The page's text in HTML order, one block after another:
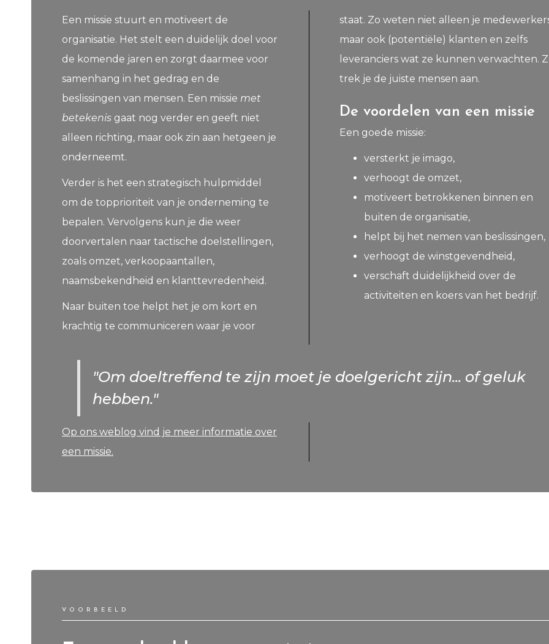
Een missie stuurt en motiveert de
organisatie. Het stelt een duidelijk doel voor
de komende jaren en zorgt daarmee voor
samenhang in het gedrag en de
beslissingen van mensen. Een missie met
betekenis gaat nog verder en geeft niet
alleen richting, maar ook zin aan hetgeen je
onderneemt.
Verder is het een strategisch hulpmiddel
om de topprioriteit van je onderneming te
bepalen. Vervolgens kun je die weer
doorvertalen naar tactische doelstellingen,
zoals omzet, verkoopaantallen,
naamsbekendheid en klanttevredenheid.
Naar buiten toe helpt het je om kort en
krachtig te communiceren waar je voor
staat. Zo weten niet alleen je
maar ook (potentiële) klanten en zelfs
leveranciers wat ze kunnen verwachten.
trek je de juiste mensen aan.
De voordelen van een missie
Een goede missie:
versterkt je imago,
verhoogt de omzet,
motiveert betrokkenen binnen en
buiten de organisatie,
helpt bij het nemen van beslissingen,
verhoogt de winstgevendheid,
verschaft duidelijkheid over de
activiteiten en koers van het bedrijf.
"Om doeltreffend te zijn moet je doelgericht zijn... of geluk
hebben."
Op ons weblog vind je meer informatie over
een missie.
VOORBEELD